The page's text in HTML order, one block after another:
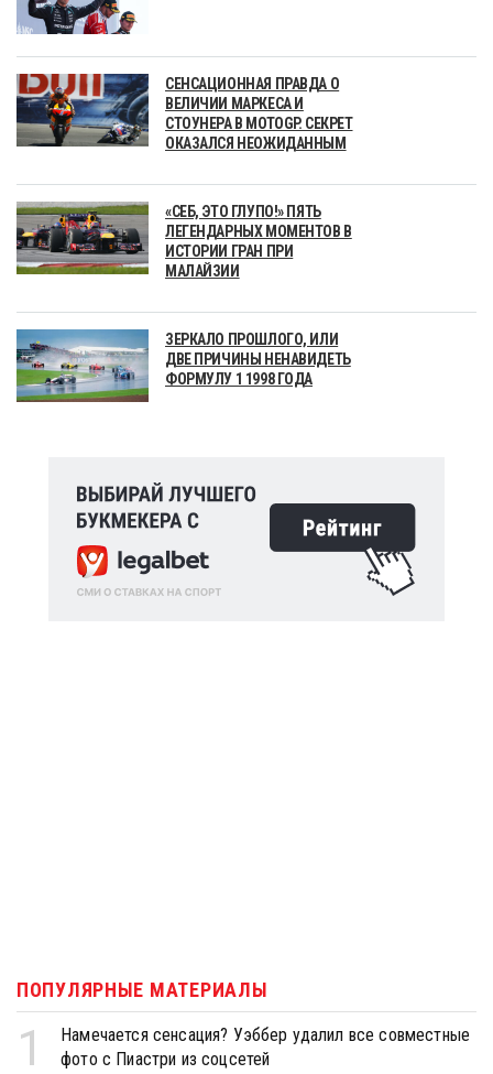
СЕНСАЦИОННАЯ ПРАВДА О
ВЕЛИЧИИ МАРКЕСА И
СТОУНЕРА В MOTOGP. СЕКРЕТ
ОКАЗАЛСЯ НЕОЖИДАННЫМ
«СЕБ, ЭТО ГЛУПО!» ПЯТЬ
ЛЕГЕНДАРНЫХ МОМЕНТОВ В
ИСТОРИИ ГРАН ПРИ
МАЛАЙЗИИ
ЗЕРКАЛО ПРОШЛОГО, ИЛИ
ДВЕ ПРИЧИНЫ НЕНАВИДЕТЬ
ФОРМУЛУ 1 1998 ГОДА
ПОПУЛЯРНЫЕ МАТЕРИАЛЫ
1
Намечается сенсация? Уэббер удалил все совместные
фото с Пиастри из соцсетей